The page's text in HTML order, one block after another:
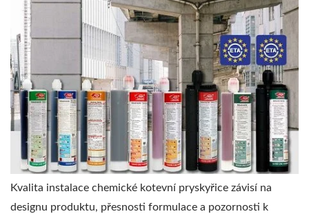
Kvalita instalace chemické kotevní pryskyřice závisí na
designu produktu, přesnosti formulace a pozornosti k